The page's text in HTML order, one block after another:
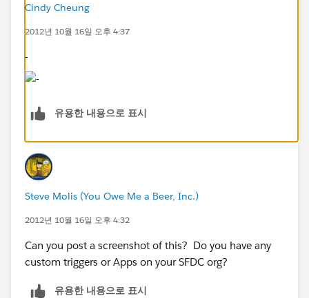
Cindy Cheung
2012년 10월 16일 오후 4:37
-
유용한 내용으로 표시
Steve Molis (You Owe Me a Beer, Inc.)
2012년 10월 16일 오후 4:32
Can you post a screenshot of this? Do you have any
custom triggers or Apps on your SFDC org?
유용한 내용으로 표시